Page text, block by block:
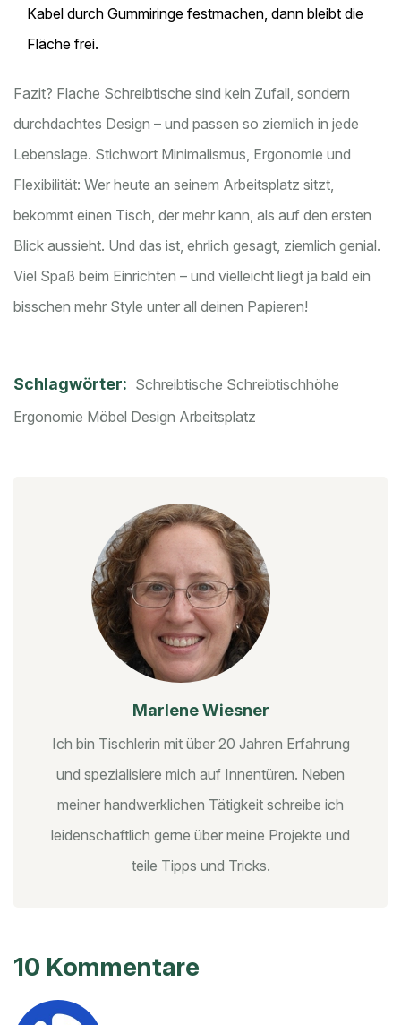
Kabel durch Gummiringe festmachen, dann bleibt die
Fläche frei.
Fazit? Flache Schreibtische sind kein Zufall, sondern
durchdachtes Design – und passen so ziemlich in jede
Lebenslage. Stichwort Minimalismus, Ergonomie und
Flexibilität: Wer heute an seinem Arbeitsplatz sitzt,
bekommt einen Tisch, der mehr kann, als auf den ersten
Blick aussieht. Und das ist, ehrlich gesagt, ziemlich genial.
Viel Spaß beim Einrichten – und vielleicht liegt ja bald ein
bisschen mehr Style unter all deinen Papieren!
Schlagwörter: Schreibtische Schreibtischhöhe
Ergonomie Möbel Design Arbeitsplatz
Marlene Wiesner
Ich bin Tischlerin mit über 20 Jahren Erfahrung
und spezialisiere mich auf Innentüren. Neben
meiner handwerklichen Tätigkeit schreibe ich
leidenschaftlich gerne über meine Projekte und
teile Tipps und Tricks.
10 Kommentare